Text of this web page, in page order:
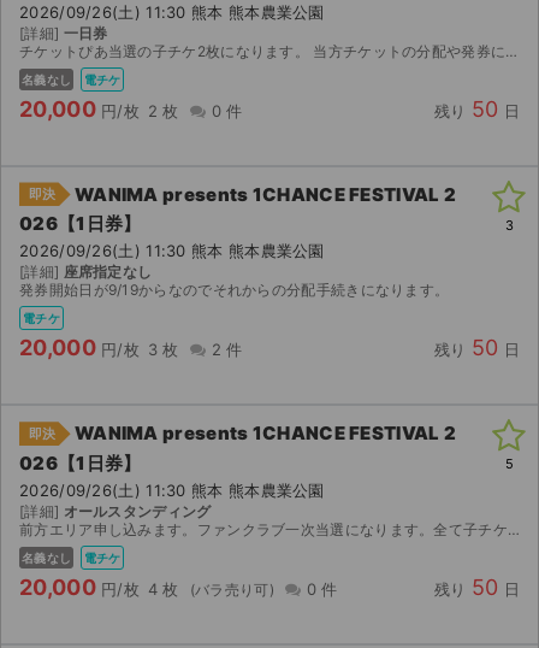
2026/09/26(土) 11:30 熊本 熊本農業公園
[詳細] 一日券
チケットぴあ当選の子チケ2枚になります。 当方チケットの分配や発券に関しては長けていますのでスムーズにお取引することをお約束致します！ お互いに気持ちの良いお取引ができればと思っております！
名義なし 電チケ
20,000 円/枚 2 枚 0 件 残り 50 日
即決
WANIMA presents 1CHANCE FESTIVAL 2
026【1日券】
2026/09/26(土) 11:30 熊本 熊本農業公園
[詳細] 座席指定なし
発券開始日が9/19からなのでそれからの分配手続きになります。
電チケ
20,000 円/枚 3 枚 2 件 残り 50 日
3
即決
WANIMA presents 1CHANCE FESTIVAL 2
026【1日券】
2026/09/26(土) 11:30 熊本 熊本農業公園
[詳細] オールスタンディング
前方エリア申し込みます。ファンクラブ一次当選になります。全て子チケでご本人名義で入れます。 万が一、落札（当選）しなかった場合や、ご希望の席種に漏れてしまった場合でも、当方では一切の責任を負い...
名義なし 電チケ
20,000 円/枚 4 枚 0 件 残り 50 日
5